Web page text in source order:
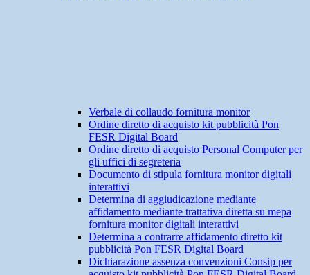
Verbale di collaudo fornitura monitor
Ordine diretto di acquisto kit pubblicità Pon
FESR Digital Board
Ordine diretto di acquisto Personal Computer per
gli uffici di segreteria
Documento di stipula fornitura monitor digitali
interattivi
Determina di aggiudicazione mediante
affidamento mediante trattativa diretta su mepa
fornitura monitor digitali interattivi
Determina a contrarre affidamento diretto kit
pubblicità Pon FESR Digital Board
Dichiarazione assenza convenzioni Consip per